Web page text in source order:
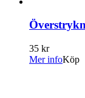
35 kr
Mer infoKöp